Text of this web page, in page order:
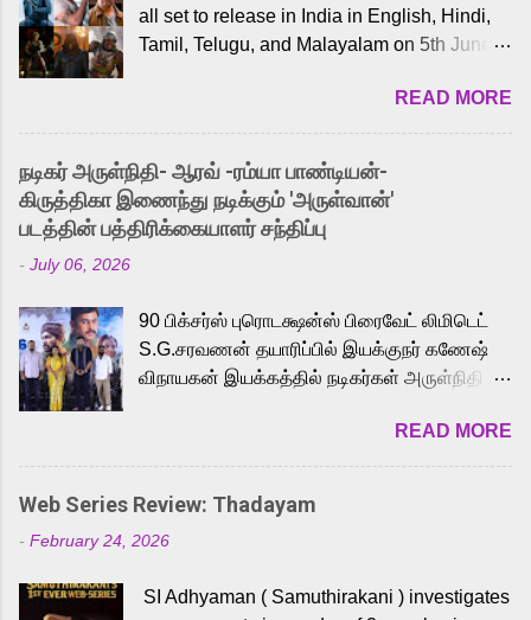
all set to release in India in English, Hindi,
Tamil, Telugu, and Malayalam on 5th June,
received a lot of love from cult He-Man fans
and offered audiences an exciting glimpse
into the world of Eternia, the recently
released Tamil trailer has also generated
strong excitement among Tamil audiences.
Adding to the growing buzz is the film’s
to the iconic superhero He-Man. Known for
memorable songs like “Behene De” from
Raavan, “Oru Maalai” from Ghajini, and
loved for his versatile voice and strong
command over multiple languages, making
him a strong fit for the legendary character.
cinema, voices the menacing Skeletor
across the Tamil, Malayalam, and Telugu
READ MORE
நடிகர் அருள்நிதி- ஆரவ் -ரம்யா பாண்டியன்-
கிருத்திகா இணைந்து நடிக்கும் 'அருள்வான்'
படத்தின் பத்திரிக்கையாளர் சந்திப்பு
- July 06, 2026
90 பிக்சர்ஸ் புரொடக்ஷன்ஸ் பிரைவேட் லிமிடெட்
S.G.சரவணன் தயாரிப்பில் இயக்குநர் கணேஷ்
விநாயகன் இயக்கத்தில் நடிகர்கள் அருள்நிதி -
முக்கிய வேடத்தில் இணைந்து நடித்திருக்கும்
'அருள்வான்' திரைப்படத்தினை
பத்திரிக்கையாளர் சந்திப்பு சென்னையில்
நடைபெற்றது. இயக்குநர் கணேஷ் விநாயகன்
இயக்கத்தில் உருவாகியுள்ள 'அருள்வான்'
வெங்கட், ரம்யா பாண்டியன், வி டி வி கணேஷ் ,
READ MORE
Web Series Review: Thadayam
- February 24, 2026
SI Adhyaman ( Samuthirakani ) investigates